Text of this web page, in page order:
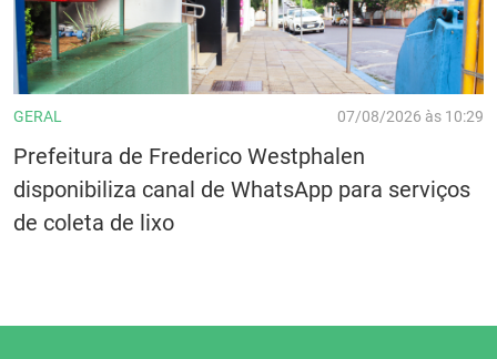
GERAL 07/08/2026 às 10:29
Prefeitura de Frederico Westphalen
disponibiliza canal de WhatsApp para serviços
de coleta de lixo